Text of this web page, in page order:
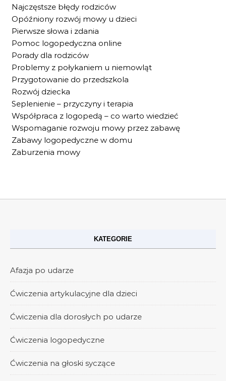
Najczęstsze błędy rodziców
Opóźniony rozwój mowy u dzieci
Pierwsze słowa i zdania
Pomoc logopedyczna online
Porady dla rodziców
Problemy z połykaniem u niemowląt
Przygotowanie do przedszkola
Rozwój dziecka
Seplenienie – przyczyny i terapia
Współpraca z logopedą – co warto wiedzieć
Wspomaganie rozwoju mowy przez zabawę
Zabawy logopedyczne w domu
Zaburzenia mowy
KATEGORIE
Afazja po udarze
Ćwiczenia artykulacyjne dla dzieci
Ćwiczenia dla dorosłych po udarze
Ćwiczenia logopedyczne
Ćwiczenia na głoski syczące